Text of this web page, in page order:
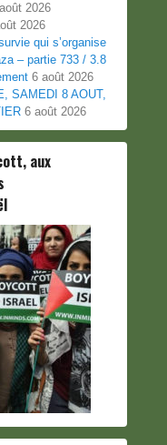
2026
2026
qui s’organise
– partie 733 / 3.8
6 août 2026
SAMEDI 8 AOUT,
6 août 2026
aux